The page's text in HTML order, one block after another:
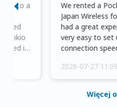
to a
Tokio
it
We rented a
Japan Wireless
had a great
very easy to set
connection
phones conne...
2026-07-27
Więcej